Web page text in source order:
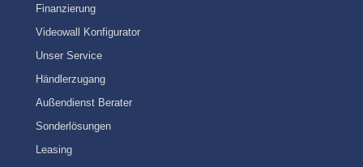
Finanzierung
Videowall Konfigurator
Unser Service
Händlerzugang
Außendienst Berater
Sonderlösungen
Leasing